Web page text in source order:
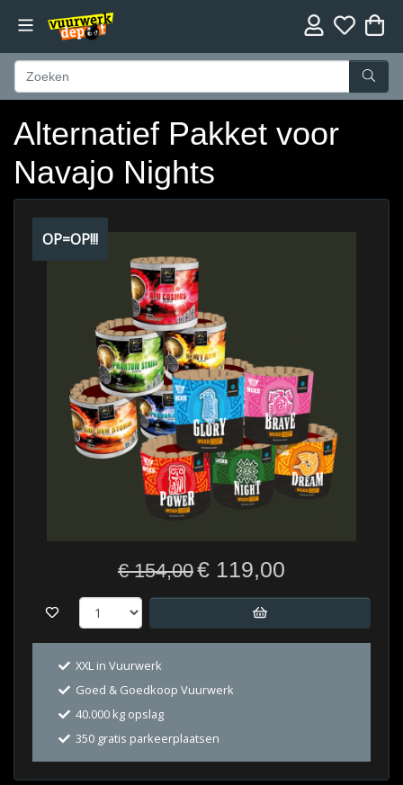
Alternatief Pakket voor
Navajo Nights
OP=OP!!!
€ 154,00€ 119,00
XXL in Vuurwerk
Goed & Goedkoop Vuurwerk
40.000 kg opslag
350 gratis parkeerplaatsen